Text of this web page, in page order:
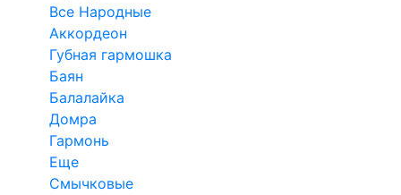
Все Народные
Аккордеон
Губная гармошка
Баян
Балалайка
Домра
Гармонь
Еще
Смычковые